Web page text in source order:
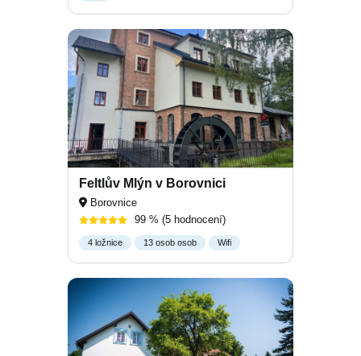
Feltlův Mlýn v Borovnici
Borovnice
99 % (5 hodnocení)
4 ložnice 13 osob osob Wifi